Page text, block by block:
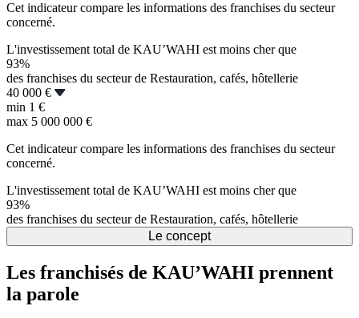
Cet indicateur compare les informations des franchises du secteur
concerné.
L'investissement total de KAU’WAHI est moins cher que
93%
des franchises du secteur de Restauration, cafés, hôtellerie
40 000 €
min 1 €
max 5 000 000 €
Cet indicateur compare les informations des franchises du secteur
concerné.
L'investissement total de KAU’WAHI est moins cher que
93%
des franchises du secteur de Restauration, cafés, hôtellerie
Le concept
Les franchisés de KAU’WAHI prennent
la parole